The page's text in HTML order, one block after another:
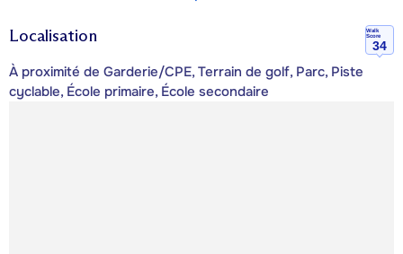
Localisation
Walk
Score
34
À proximité de Garderie/CPE, Terrain de golf, Parc, Piste
cyclable, École primaire, École secondaire